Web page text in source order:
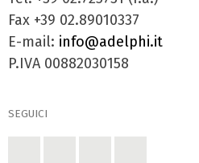
Fax +39 02.89010337
E-mail: info@adelphi.it
P.IVA 00882030158
SEGUICI